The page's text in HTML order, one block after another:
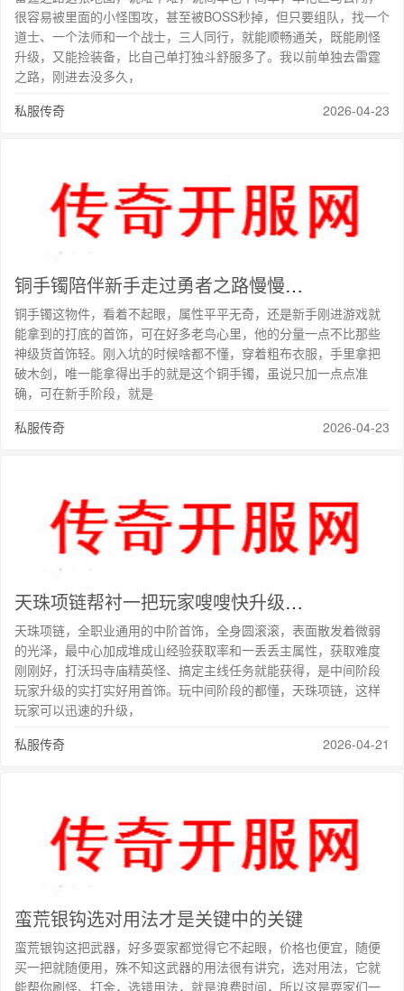
很容易被里面的小怪围攻，甚至被BOSS秒掉，但只要组队，找一个
道士、一个法师和一个战士，三人同行，就能顺畅通关，既能刷怪
升级，又能捡装备，比自己单打独斗舒服多了。我以前单独去雷霆
之路，刚进去没多久，
私服传奇
2026-04-23
铜手镯陪伴新手走过勇者之路慢慢越练越猛变强
铜手镯这物件，看着不起眼，属性平平无奇，还是新手刚进游戏就
能拿到的打底的首饰，可在好多老鸟心里，他的分量一点不比那些
神级货首饰轻。刚入坑的时候啥都不懂，穿着粗布衣服，手里拿把
破木剑，唯一能拿得出手的就是这个铜手镯，虽说只加一点点准
确，可在新手阶段，就是
私服传奇
2026-04-23
天珠项链帮衬一把玩家嗖嗖快升级不费力
天珠项链，全职业通用的中阶首饰，全身圆滚滚，表面散发着微弱
的光泽，最中心加成堆成山经验获取率和一丢丢主属性，获取难度
刚刚好，打沃玛寺庙精英怪、搞定主线任务就能获得，是中间阶段
玩家升级的实打实好用首饰。玩中间阶段的都懂，天珠项链，这样
玩家可以迅速的升级，
私服传奇
2026-04-21
蛮荒银钩选对用法才是关键中的关键
蛮荒银钩这把武器，好多耍家都觉得它不起眼，价格也便宜，随便
买一把就随便用，殊不知这武器的用法很有讲究，选对用法，它就
能帮你刷怪、打金，选错用法，就是浪费时间，所以这是耍家们一